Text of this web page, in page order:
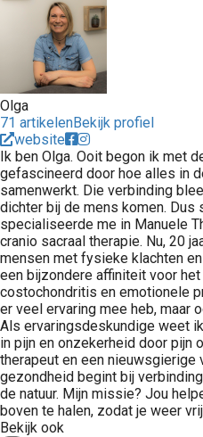
Olga
71 artikelenBekijk profiel
website
Ik ben Olga. Ooit begon ik met
gefascineerd door hoe alles in
samenwerkt. Die verbinding
dichter bij de mens komen.
specialiseerde me in Manuele
cranio sacraal therapie. Nu, 20
mensen met fysieke klachten
een bijzondere affiniteit voor
costochondritis en emotionele
er veel ervaring mee heb, maar
Als ervaringsdeskundige weet
in pijn en onzekerheid door pijn
therapeut en een
gezondheid begint bij
de natuur. Mijn missie? Jou
boven te halen, zodat je weer
Bekijk ook